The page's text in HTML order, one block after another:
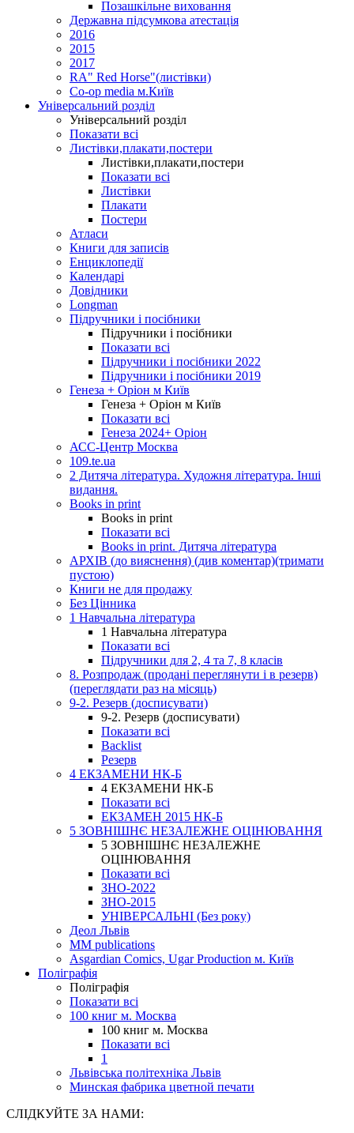
Позашкільне виховання
Державна підсумкова атестація
2016
2015
2017
RA" Red Horse"(листівки)
Co-op media м.Київ
Універсальний розділ
Універсальний розділ
Показати всі
Листівки,плакати,постери
Листівки,плакати,постери
Показати всі
Листівки
Плакати
Постери
Атласи
Книги для записів
Енциклопедії
Календарі
Довідники
Longman
Підручники і посібники
Підручники і посібники
Показати всі
Підручники і посібники 2022
Підручники і посібники 2019
Генеза + Оріон м Київ
Генеза + Оріон м Київ
Показати всі
Генеза 2024+ Оріон
АСС-Центр Москва
109.te.ua
2 Дитяча література. Художня література. Інші
видання.
Books in print
Books in print
Показати всі
Books in print. Дитяча література
АРХІВ (до вияснення) (див коментар)(тримати
пустою)
Книги не для продажу
Без Цінника
1 Навчальна література
1 Навчальна література
Показати всі
Підручники для 2, 4 та 7, 8 класів
8. Розпродаж (продані переглянути і в резерв)
(переглядати раз на місяць)
9-2. Резерв (досписувати)
9-2. Резерв (досписувати)
Показати всі
Backlist
Резерв
4 ЕКЗАМЕНИ НК-Б
4 ЕКЗАМЕНИ НК-Б
Показати всі
ЕКЗАМЕН 2015 НК-Б
5 ЗОВНІШНЄ НЕЗАЛЕЖНЕ ОЦІНЮВАННЯ
5 ЗОВНІШНЄ НЕЗАЛЕЖНЕ
ОЦІНЮВАННЯ
Показати всі
ЗНО-2022
ЗНО-2015
УНІВЕРСАЛЬНІ (Без року)
Деол Львів
MM publications
Asgardian Comics, Ugar Production м. Київ
Поліграфія
Поліграфія
Показати всі
100 книг м. Москва
100 книг м. Москва
Показати всі
1
Львівська політехніка Львів
Минская фабрика цветной печати
СЛІДКУЙТЕ ЗА НАМИ: